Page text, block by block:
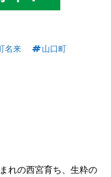
名来 山口町
れの西宮育ち、生粋の